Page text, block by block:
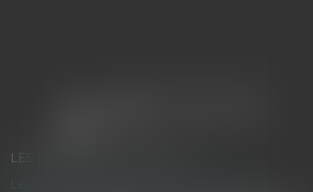
LES DERNIÈRES ACTUALITÉS
Le joug léger des monuments historiques